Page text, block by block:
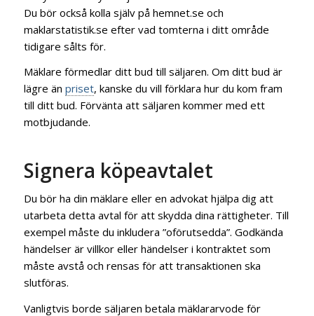
Du bör också kolla själv på hemnet.se och
maklarstatistik.se efter vad tomterna i ditt område
tidigare sålts för.
Mäklare förmedlar ditt bud till säljaren. Om ditt bud är
lägre än priset, kanske du vill förklara hur du kom fram
till ditt bud. Förvänta att säljaren kommer med ett
motbjudande.
Signera köpeavtalet
Du bör ha din mäklare eller en advokat hjälpa dig att
utarbeta detta avtal för att skydda dina rättigheter. Till
exempel måste du inkludera ”oförutsedda”. Godkända
händelser är villkor eller händelser i kontraktet som
måste avstå och rensas för att transaktionen ska
slutföras.
Vanligtvis borde säljaren betala mäklararvode för